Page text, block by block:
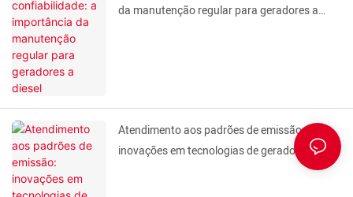
da manutenção regular para geradores a
Atendimento aos padrões de emissão:
inovações em tecnologias de gerador diesel